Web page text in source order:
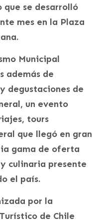
que se desarrolló
mes en la Plaza
Municipal
además de
degustaciones de
un evento
tours
que llegó en gran
gama de oferta
culinaria presente
el país.
por la
de Chile